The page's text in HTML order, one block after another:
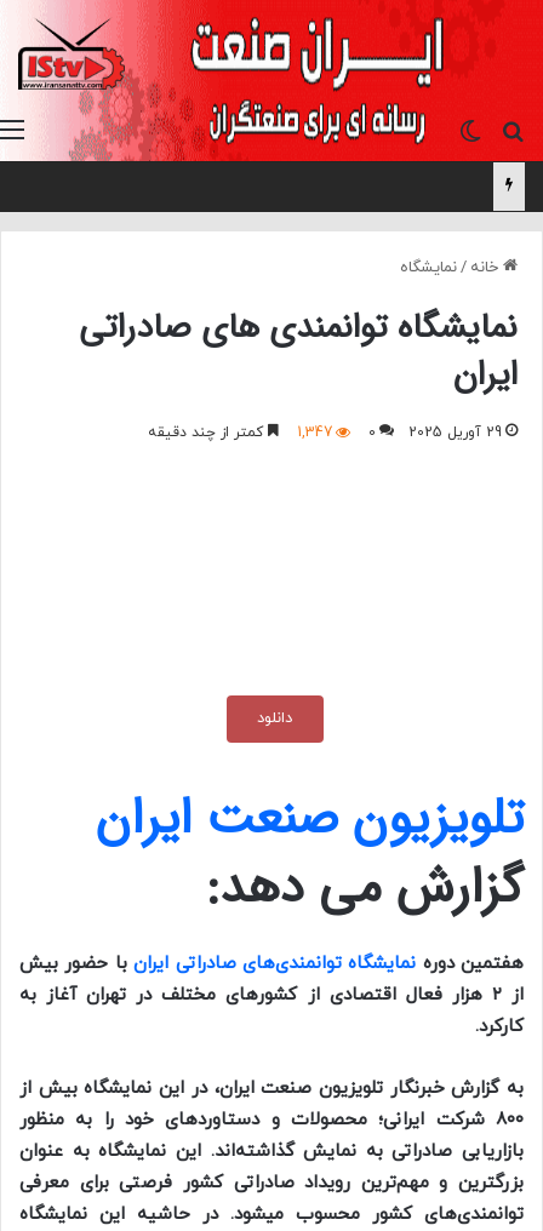
جستجو برایتغییر پوسته
خانه /نمایشگاه
نمایشگاه توانمندی های صادراتی
ایران
29 آوریل 2025 0
1,347 کمتر از چند دقیقه
دانلود
تلویزیون صنعت ایران
گزارش می دهد:
هفتمین دوره نمایشگاه توانمندی‌های صادراتی ایرانبا حضور بیش
از ۲ هزار فعال اقتصادی از کشور‌های مختلف در تهران آغاز به
کارکرد.
به گزارش خبرنگار تلویزیون صنعت ایران، در این نمایشگاه بیش از
۸۰۰ شرکت ایرانی؛ محصولات و دستاورد‌های خود را به منظور
بازاریابی صادراتی به نمایش گذاشته‌اند. این نمایشگاه به عنوان
بزرگترین و مهم‌ترین رویداد صادراتی کشور فرصتی برای معرفی
توانمندی‌های کشور محسوب میشود. در حاشیه این نمایشگاه